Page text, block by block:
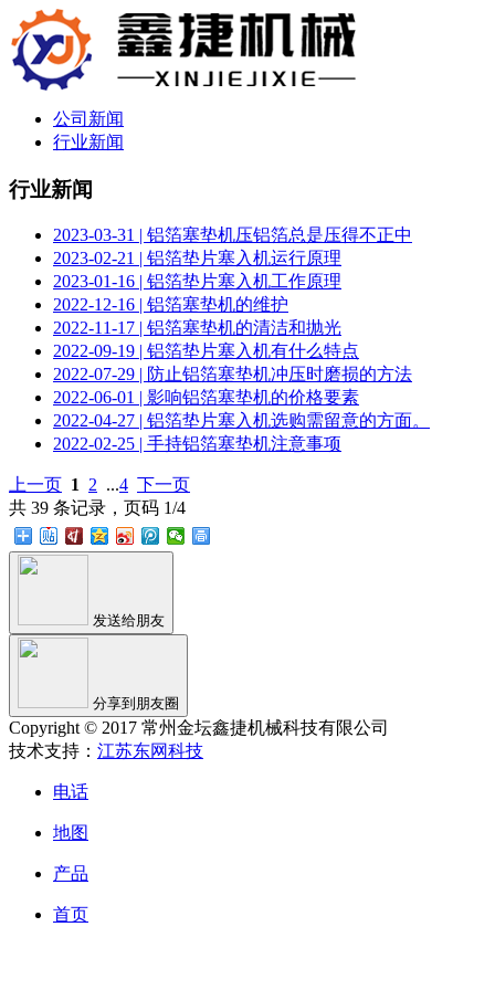
公司新闻
行业新闻
行业新闻
2023-03-31 | 铝箔塞垫机压铝箔总是压得不正中
2023-02-21 | 铝箔垫片塞入机运行原理
2023-01-16 | 铝箔垫片塞入机工作原理
2022-12-16 | 铝箔塞垫机的维护
2022-11-17 | 铝箔塞垫机的清洁和抛光
2022-09-19 | 铝箔垫片塞入机有什么特点
2022-07-29 | 防止铝箔塞垫机冲压时磨损的方法
2022-06-01 | 影响铝箔塞垫机的价格要素
2022-04-27 | 铝箔垫片塞入机选购需留意的方面。
2022-02-25 | 手持铝箔塞垫机注意事项
上一页 1 2 ...4 下一页
共 39 条记录，页码 1/4
发送给朋友
分享到朋友圈
Copyright © 2017 常州金坛鑫捷机械科技有限公司
技术支持： 江苏东网科技
电话
地图
产品
首页